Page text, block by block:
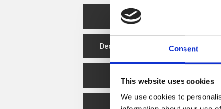
Consent
This website uses cookies
We use cookies to
Ficha del producto
Declaración de rendimiento
Spare Parts